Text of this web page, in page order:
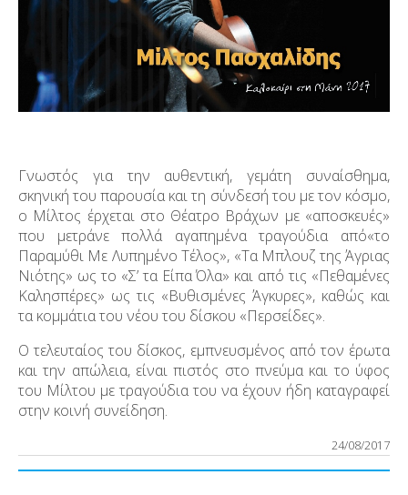
Γνωστός για την αυθεντική, γεμάτη συναίσθημα,
σκηνική του παρουσία και τη σύνδεσή του με τον κόσμο,
ο Μίλτος έρχεται στο Θέατρο Βράχων με «αποσκευές»
που μετράνε πολλά αγαπημένα τραγούδια από«το
Παραμύθι Με Λυπημένο Τέλος», «Τα Μπλουζ της Άγριας
Νιότης» ως το «Σ’ τα Είπα Όλα» και από τις «Πεθαμένες
Καλησπέρες» ως τις «Βυθισμένες Άγκυρες», καθώς και
τα κομμάτια του νέου του δίσκου «Περσείδες».
Ο τελευταίος του δίσκος, εμπνευσμένος από τον έρωτα
και την απώλεια, είναι πιστός στο πνεύμα και το ύφος
του Μίλτου με τραγούδια του να έχουν ήδη καταγραφεί
στην κοινή συνείδηση.
24/08/2017